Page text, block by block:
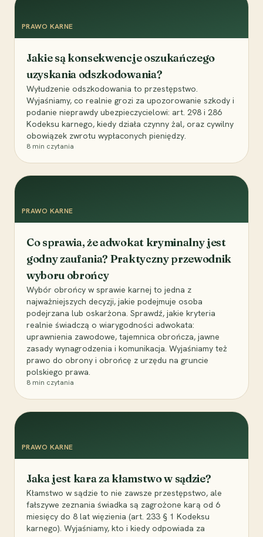
PRAWO KARNE
Jakie są konsekwencje oszukańczego
uzyskania odszkodowania?
Wyłudzenie odszkodowania to przestępstwo.
Wyjaśniamy, co realnie grozi za upozorowanie szkody i
podanie nieprawdy ubezpieczycielowi: art. 298 i 286
Kodeksu karnego, kiedy działa czynny żal, oraz cywilny
obowiązek zwrotu wypłaconych pieniędzy.
8 min czytania
PRAWO KARNE
Co sprawia, że adwokat kryminalny jest
godny zaufania? Praktyczny przewodnik
wyboru obrońcy
Wybór obrońcy w sprawie karnej to jedna z
najważniejszych decyzji, jakie podejmuje osoba
podejrzana lub oskarżona. Sprawdź, jakie kryteria
realnie świadczą o wiarygodności adwokata:
uprawnienia zawodowe, tajemnica obrończa, jawne
zasady wynagrodzenia i komunikacja. Wyjaśniamy też
prawo do obrony i obrońcę z urzędu na gruncie
polskiego prawa.
8 min czytania
PRAWO KARNE
Jaka jest kara za kłamstwo w sądzie?
Kłamstwo w sądzie to nie zawsze przestępstwo, ale
fałszywe zeznania świadka są zagrożone karą od 6
miesięcy do 8 lat więzienia (art. 233 § 1 Kodeksu
karnego). Wyjaśniamy, kto i kiedy odpowiada za